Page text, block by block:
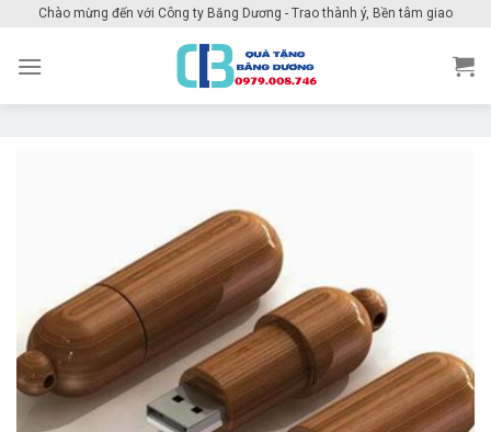
content
Chào mừng đến với Công ty Băng Dương - Trao thành ý, Bền tâm giao